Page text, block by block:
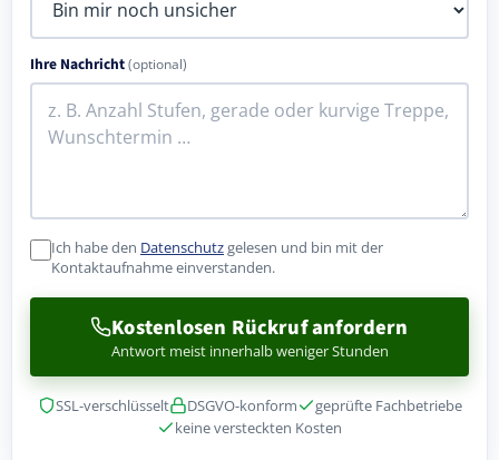
Ihre Nachricht(optional)
Ich habe den Datenschutzgelesen und bin mit der
Kontaktaufnahme einverstanden.
Kostenlosen Rückruf anfordern
Antwort meist innerhalb weniger Stunden
SSL-verschlüsselt DSGVO-konform
geprüfte Fachbetriebe
keine versteckten Kosten